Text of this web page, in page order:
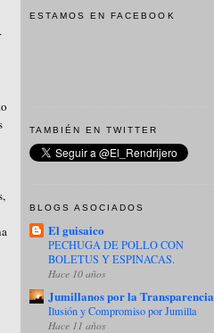
ESTAMOS EN FACEBOOK
TAMBIÉN EN TWITTER
BLOGS ASOCIADOS
El guisaico
PECHUGA DE POLLO CON
BOLETUS Y ESPINACAS.
Hace 10 años
Jumillanos por la Transparencia
Ilusión y Compromiso por Jumilla
Hace 11 años